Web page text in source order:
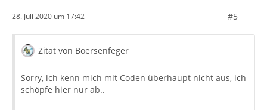
28. Juli 2020 um 17:42 #5
Zitat von Boersenfeger
Sorry, ich kenn mich mit Coden überhaupt nicht aus, ich
schöpfe hier nur ab..